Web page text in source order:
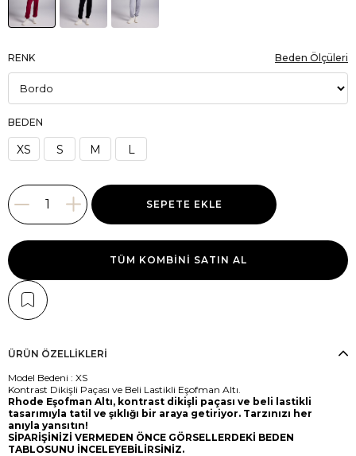
RENK
BEDEN
XS S M L
Beden Ölçüleri
TÜM KOMBINI SATIN AL
ÜRÜN ÖZELLIKLERI
Model Bedeni : XS
Kontrast Dikişli Paçası ve Beli Lastikli Eşofman Altı.
Rhode Eşofman Altı, kontrast dikişli paçası ve beli lastikli
tasarımıyla tatil ve şıklığı bir araya getiriyor. Tarzınızı her
anıyla yansıtın!
SİPARİŞİNİZİ VERMEDEN ÖNCE GÖRSELLERDEKİ BEDEN
TABLOSUNU İNCELEYEBİLİRSİNİZ.